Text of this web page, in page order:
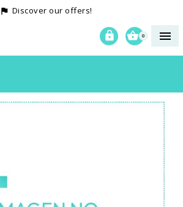
 Discover our offers!

0

